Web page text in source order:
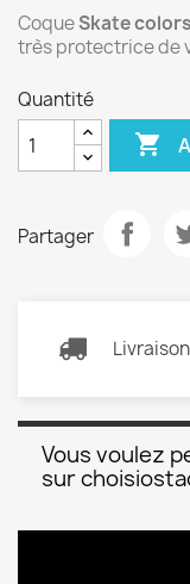
CoqueSkate colors
très protectrice de
Quantité

Partager
Vous voulez
sur